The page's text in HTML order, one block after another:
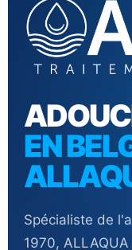
EN
Spécialiste de
1970,